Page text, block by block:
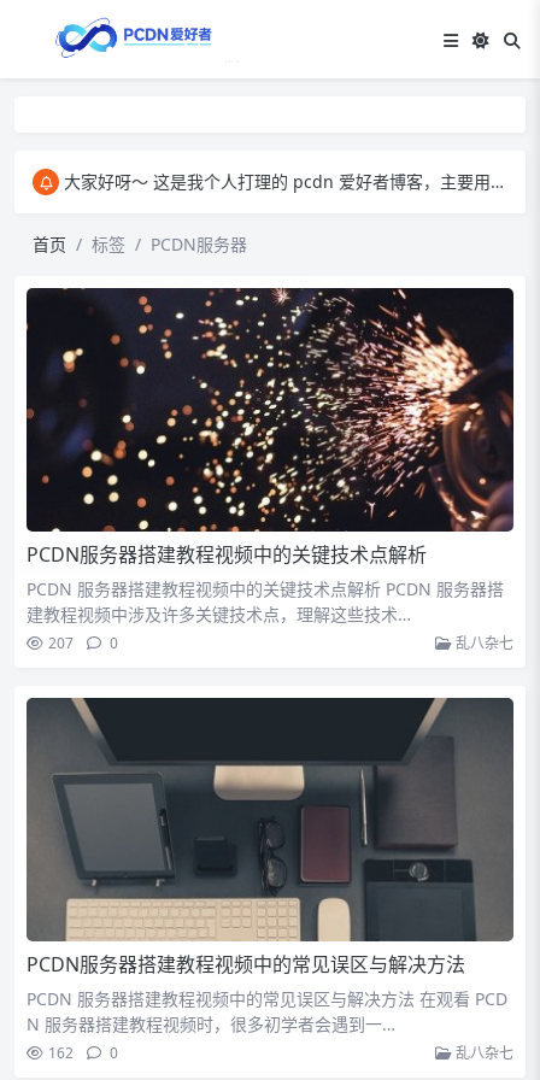
大家好呀～ 这是我个人打理的 pcdn 爱好者博客，主要用来和大家交流 pcdn 相关的心得。​ 在这里，我会分享自己玩 pcdn 的经验、实用技巧，也会放一些收集到的资源。大家有啥想法、问题都能来这儿聊，一起琢磨怎么把 pcdn 玩得更顺～
首页 标签 PCDN服务器
PCDN服务器搭建教程视频中的关键技术点解析
PCDN 服务器搭建教程视频中的关键技术点解析 PCDN 服务器搭
建教程视频中涉及许多关键技术点，理解这些技术…
207 0 乱八杂七
PCDN服务器搭建教程视频中的常见误区与解决方法
PCDN 服务器搭建教程视频中的常见误区与解决方法 在观看 PCD
N 服务器搭建教程视频时，很多初学者会遇到一…
162 0 乱八杂七